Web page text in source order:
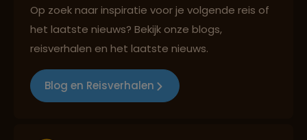
Persoonlijk en deskundig reisadvies
Op zoek naar inspiratie voor je volgende reis of
het laatste nieuws? Bekijk onze blogs,
reisverhalen en het laatste nieuws.
Blog en Reisverhalen